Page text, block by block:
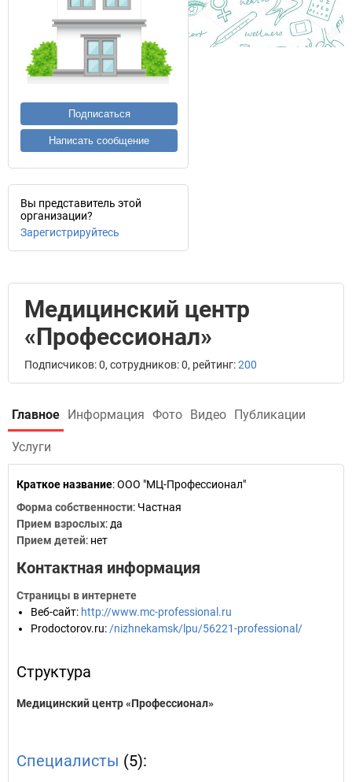
Подписаться
Написать сообщение
Вы представитель этой
организации?
Зарегистрируйтесь
Медицинский центр
«Профессионал»
Подписчиков: 0, сотрудников: 0, рейтинг:200
Главное Информация Фото Видео Публикации
Услуги
Краткое название:ООО "МЦ-Профессионал"
Форма собственности: Частная
Прием взрослых: да
Прием детей: нет
Контактная информация
Страницы в интернете
Веб-сайт: http://www.mc-professional.ru
Prodoctorov.ru: /nizhnekamsk/lpu/56221-professional/
Структура
Медицинский центр «Профессионал»
Специалисты (5):